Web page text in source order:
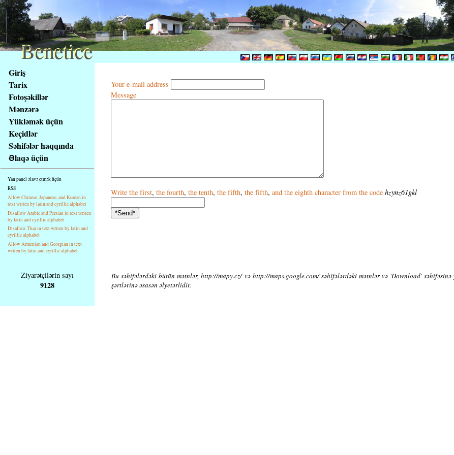
obsah
stránky
Klávesové
zkratky
tomto
webu
základní
strana
Giriş
Tarix
Fotoşəkillər
Mənzərə
Yükləmək üçün
Keçidlər
Səhifələr haqqında
Əlaqə üçün
Yan panel əlavə etmək üçün
RSS
Allow Chinese, Japanese, and Korean in
text writen by latin and cyrillic alphabet
Disallow Arabic and Persian in text writen
by latin and cyrillic alphabet
Disallow Thai in text writen by latin and
cyrillic alphabet
Allow Armenian and Georgian in text
writen by latin and cyrillic alphabet
Your e-mail address
Message
Write the first, the fourth, the tenth, the fifth, the fifth, and the eighth character from the code hzynz61gkl
Ziyarətçilərin sayı
9128
Bu səhifələrdəki bütün mətnlər, http://mapy.cz/ və http://maps.google.com/ səhifələrdəki mətnlər və 'Download'
şərtlərinə əsasən əlyetərlidir.
Benetice
Benetice